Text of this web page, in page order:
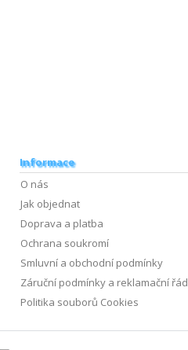
Informace
O nás
Jak objednat
Doprava a platba
Ochrana soukromí
Smluvní a obchodní podmínky
Záruční podmínky a reklamační řád
Politika souborů Cookies